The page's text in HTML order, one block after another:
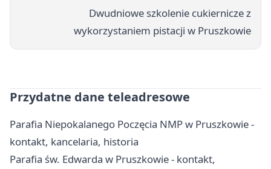
Dwudniowe szkolenie cukiernicze z
wykorzystaniem pistacji w Pruszkowie
Przydatne dane teleadresowe
Parafia Niepokalanego Poczęcia NMP w Pruszkowie -
kontakt, kancelaria, historia
Parafia św. Edwarda w Pruszkowie - kontakt,